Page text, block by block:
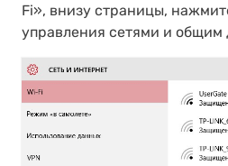
Fi», внизу страницы,
управления сетями и общим